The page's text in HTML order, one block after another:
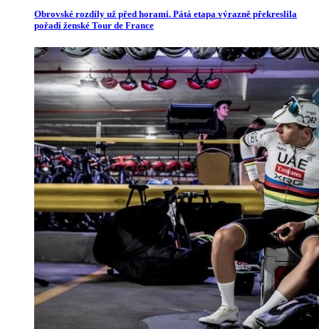
Obrovské rozdíly už před horami. Pátá etapa výrazně překreslila
pořadí ženské Tour de France